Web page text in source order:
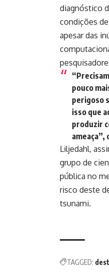
diagnóstico
condições
apesar das
pouco
perigoso
isso que
produzir
ameaça”,
Liljedahl,
grupo de
pública no
risco deste
tsunami.
TAGGED: